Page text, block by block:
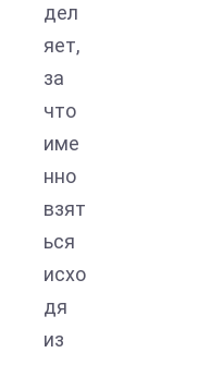
дел
яет,
за
что
име
нно
взят
ься
исхо
дя
из